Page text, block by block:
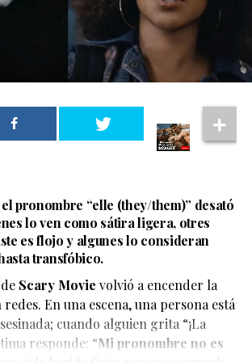
mujeres trans: una deuda pendiente
como un partido deAngel City FC
los Oscar organizada porElton John
gesto de ir de la mano fue suficiente
explotaran.
Un Tal Fredo se convirtió en uno
virales del momento, luego de que el
apareciera como sorpresa y
privado.
pronombre “elle (they/them)” desató
lo ven como sátira ligera, otres
es flojo y algunes lo consideran
transfóbico.
Scary Movie volvió a encender la
En una escena, una persona está
cuando alguien grita “¡La
responde: “Mi pronombre no es